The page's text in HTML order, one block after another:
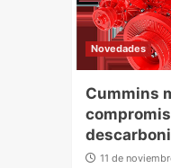
Novedades
Cummins
11 de